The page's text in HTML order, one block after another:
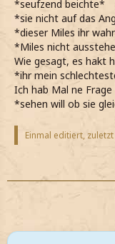
*seufzend beichte*
*sie nicht auf das
*dieser Miles ihr
*Miles nicht
Wie gesagt, es hakt
*ihr mein
Ich hab Mal ne
*sehen will ob sie
Einmal editiert,